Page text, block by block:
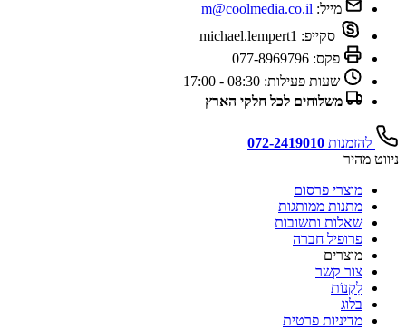
מייל:m@coolmedia.co.il
סקייפ:michael.lempert1
פקס:077-8969796
שעות פעילות:08:30 - 17:00
משלוחים לכל חלקי הארץ
להזמנות072-2419010
מהיר
מוצרי פרסום
מתנות ממותגות
שאלות ותשובות
פרופיל חברה
מוצרים
צור קשר
לִקְנוֹת
בלוג
מדיניות פרטית